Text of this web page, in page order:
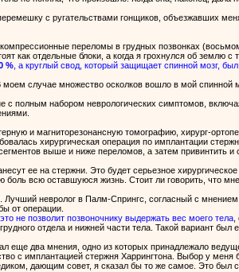
с ругательствами гонщиков, объезжавших
переломы в грудных позвонках
как отдельные блоки, а когда я грохнулся об землю с
%, а круглый свод, который защищает спинной мозг,
случае множество осколков вошло в мой спинной
полным набором неврологических симптомов,
и магниторезонансную томографию, хирург-
хирургическая операция по имплантации
выше и ниже переломов, а затем
ее на стержни. Это будет серьезное
всю оставшуюся жизнь. Стоит ли говорить, что мне
Лучший невролог в Палм-Спрингс, согласный с
от операции.
не позволит позвоночнику выдержать вес моего тела,
отдела и нижней части тела. Такой вариант был
еще два мнения, одно из которых принадлежало
с имплантацией стержня Харрингтона. Выбор у меня
дающим совет, я сказал бы то же самое. Это был